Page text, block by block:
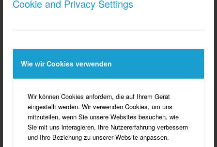
Cookie and Privacy Settings
Wie wir Cookies verwenden
Wir können Cookies anfordern, die auf Ihrem Gerät
eingestellt werden. Wir verwenden Cookies, um uns
mitzuteilen, wenn Sie unsere Websites besuchen, wie
Sie mit uns interagieren, Ihre Nutzererfahrung verbessern
und Ihre Beziehung zu unserer Website anpassen.
anzutreffen. 1904 ist der Wohnbereich um zwei Anbauten
Der alte Brunnen ist heute noch vorhanden.
einzigartig